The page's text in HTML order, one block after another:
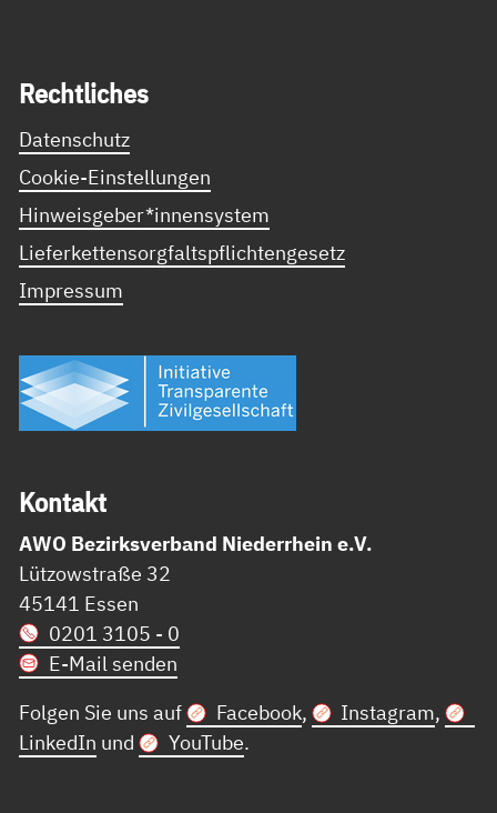
Recht­li­ches
Datenschutz
Cookie-Einstellungen
Hinweisgeber*innensystem
Lieferkettensorgfaltspflichtengesetz
Impressum
Kon­takt
AWO Bezirksverband Niederrhein e.V.
Lützowstraße 32
45141 Essen
0201 3105 - 0
E-Mail senden
Folgen Sie uns auf
Facebook, Instagram,
LinkedIn und YouTube.